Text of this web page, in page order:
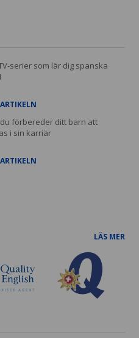
serier som lär dig spanska
förbereder ditt barn att
i sin karriär
LÄS MER